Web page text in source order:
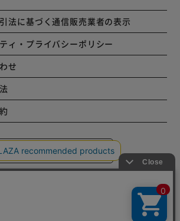
法に基づく通信販売業者の表示
ィ・プライバシーポリシー
せ
コーポレートサイト